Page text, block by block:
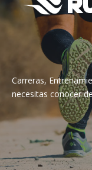
Carreras,
necesitas conocer